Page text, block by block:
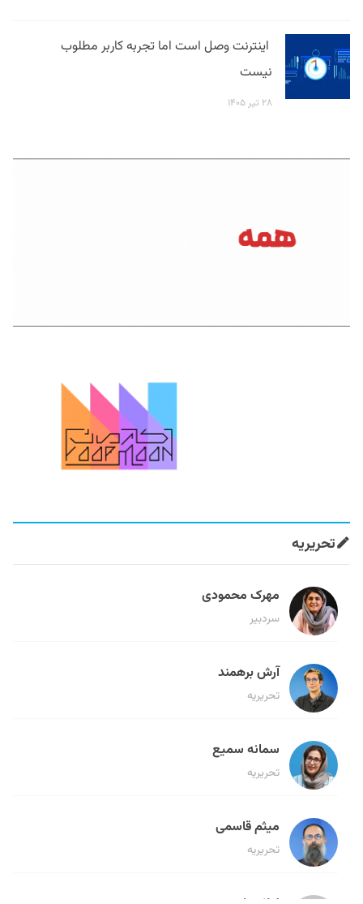
اینترنت وصل است اما تجربه کاربر مطلوب
نیست
۲۸ تیر ۱۴۰۵
تحریریه
مهرک محمودی
سردبیر
آرش برهمند
تحریریه
سمانه سمیع
تحریریه
میثم قاسمی
تحریریه